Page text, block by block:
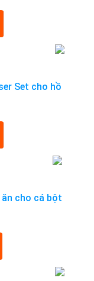
Set cho hồ
cho cá bột